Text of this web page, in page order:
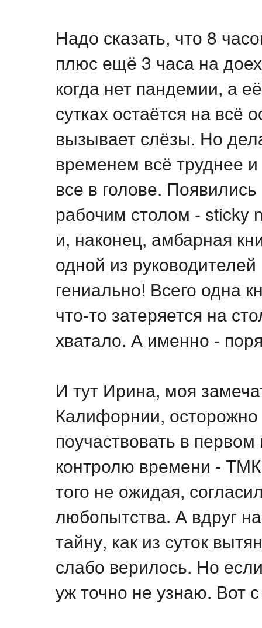
Надо сказать, что 8
плюс ещё 3 часа на
когда нет пандемии, а
сутках остаётся на всё
вызывает слёзы. Но
временем всё труднее
все в голове.
рабочим столом - sticky
и, наконец, амбарная
одной из
гениально! Всего одна
что-то затеряется на
хватало. А именно -
И тут Ирина, моя
Калифорнии,
поучаствовать в
контролю времени -
того не ожидая,
любопытства. А вдруг
тайну, как из суток
слабо верилось. Но
уж точно не узнаю. Вот